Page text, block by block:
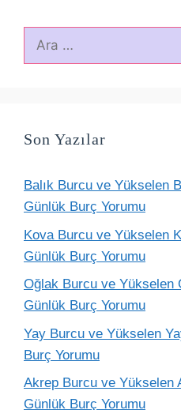
için
Son Yazılar
Balık Burcu ve Yükselen
Günlük Burç Yorumu
Kova Burcu ve Yükselen
Günlük Burç Yorumu
Oğlak Burcu ve Yükselen
Günlük Burç Yorumu
Yay Burcu ve Yükselen
Burç Yorumu
Akrep Burcu ve Yükselen
Günlük Burç Yorumu